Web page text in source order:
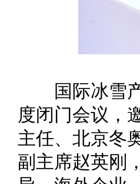
国际冰雪产
度闭门会议，
主任、北京冬
副主席赵英刚